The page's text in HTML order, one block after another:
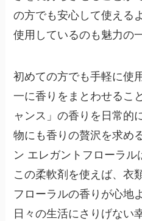
の方でも安心して使える
使用しているのも魅力の
初めての方でも手軽に使
一に香りをまとわせるこ
ャンス」の香りを日常的
物にも香りの贅沢を求め
ン エレガントフローラル
この柔軟剤を使えば、衣
フローラルの香りが心地
日々の生活にさりげない